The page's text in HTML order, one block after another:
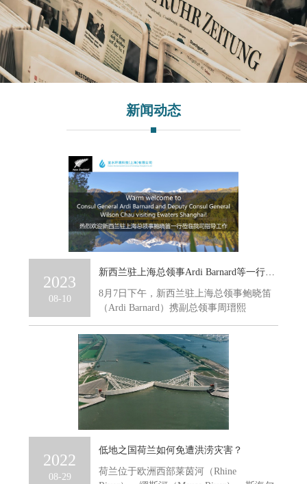
新闻动态
2023
08-10
新西兰驻上海总领事Ardi Barnard等一行莅临考察宜水环境科技
8月7日下午，新西兰驻上海总领事鲍晓笛
（Ardi Barnard）携副总领事周瑨熙
2022
08-29
低地之国荷兰如何免遭洪涝灾害？
荷兰位于欧洲西部莱茵河（Rhine